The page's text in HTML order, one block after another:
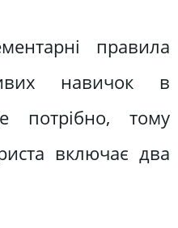
правила
навичок в
потрібно, тому
включає два